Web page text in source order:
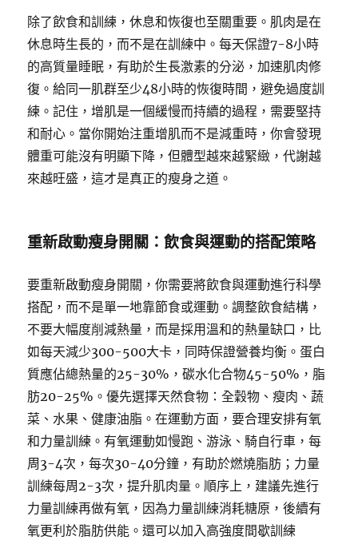
除了飲食和訓練，休息和恢復也至關重要。肌肉是在
休息時生長的，而不是在訓練中。每天保證7-8小時
的高質量睡眠，有助於生長激素的分泌，加速肌肉修
復。給同一肌群至少48小時的恢復時間，避免過度訓
練。記住，增肌是一個緩慢而持續的過程，需要堅持
和耐心。當你開始注重增肌而不是減重時，你會發現
體重可能沒有明顯下降，但體型越來越緊緻，代謝越
來越旺盛，這才是真正的瘦身之道。
重新啟動瘦身開關：飲食與運動的搭配策略
要重新啟動瘦身開關，你需要將飲食與運動進行科學
搭配，而不是單一地靠節食或運動。調整飲食結構，
不要大幅度削減熱量，而是採用溫和的熱量缺口，比
如每天減少300-500大卡，同時保證營養均衡。蛋白
質應佔總熱量的25-30%，碳水化合物45-50%，脂
肪20-25%。優先選擇天然食物：全穀物、瘦肉、蔬
菜、水果、健康油脂。在運動方面，要合理安排有氧
和力量訓練。有氧運動如慢跑、游泳、騎自行車，每
周3-4次，每次30-40分鐘，有助於燃燒脂肪；力量
訓練每周2-3次，提升肌肉量。順序上，建議先進行
力量訓練再做有氧，因為力量訓練消耗糖原，後續有
氧更利於脂肪供能。還可以加入高強度間歇訓練